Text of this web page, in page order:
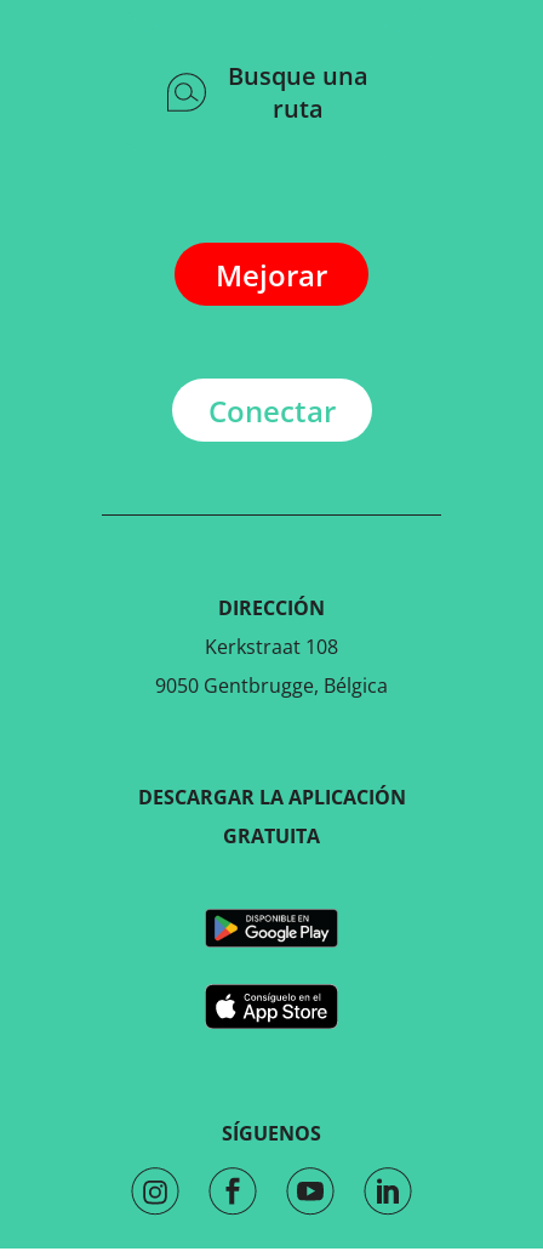
Busque una
ruta
Mejorar
Conectar
DIRECCIÓN
Kerkstraat 108
9050 Gentbrugge, Bélgica
SÍGUENOS
DESCARGAR LA APLICACIÓN
GRATUITA